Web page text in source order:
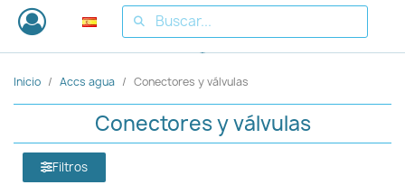
Inicio Accs agua Conectores y válvulas
Conectores y válvulas
Filtros